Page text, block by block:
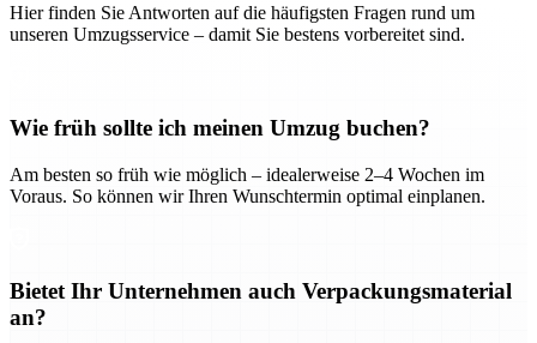
Hier finden Sie Antworten auf die häufigsten Fragen rund um
unseren Umzugsservice – damit Sie bestens vorbereitet sind.
Wie früh sollte ich meinen Umzug buchen?
Am besten so früh wie möglich – idealerweise 2–4 Wochen im
Voraus. So können wir Ihren Wunschtermin optimal einplanen.
Bietet Ihr Unternehmen auch Verpackungsmaterial
an?